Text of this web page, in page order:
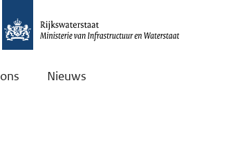
Nieuws